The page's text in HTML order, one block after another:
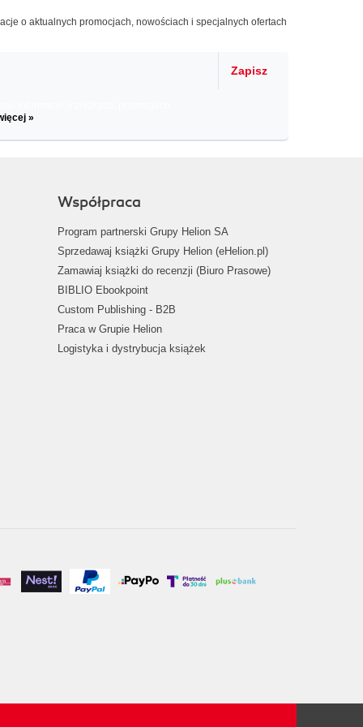
o aktualnych promocjach, nowościach i specjalnych ofertach
Zapisz
»
Współpraca
Program partnerski Grupy Helion SA
Sprzedawaj książki Grupy Helion (eHelion.pl)
Zamawiaj książki do recenzji (Biuro Prasowe)
BIBLIO Ebookpoint
Custom Publishing - B2B
Praca w Grupie Helion
Logistyka i dystrybucja książek